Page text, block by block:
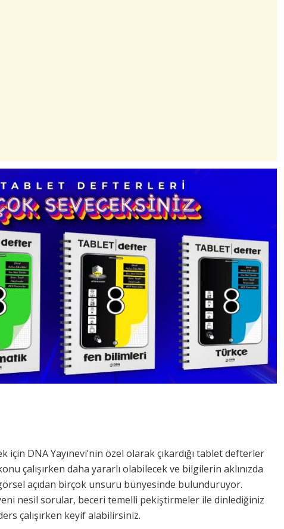
DNA Yayınevi’nin özel olarak çıkardığı tablet defterler
çalışırken daha yararlı olabilecek ve bilgilerin aklınızda
açıdan birçok unsuru bünyesinde bulunduruyor.
nesil sorular, beceri temelli pekiştirmeler ile dinlediğiniz
çalışırken keyif alabilirsiniz.